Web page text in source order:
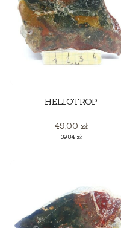
HELIOTROP
Cena
49,00 zł
Cena
39,84 zł